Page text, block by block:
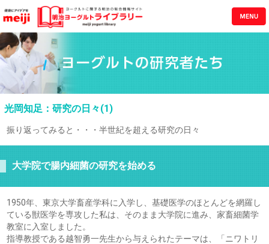
光岡知足：研究の日々(1)
振り返ってみると・・・半世紀を超える研究の日々
大学院で腸内細菌の研究を始める
1950年、東京大学畜産学科に入学し、基礎医学のほとんどを網羅し
ている獣医学を専攻した私は、そのまま大学院に進み、家畜細菌学
教室に入室しました。
指導教授である越智勇一先生から与えられたテーマは、「ニワトリ